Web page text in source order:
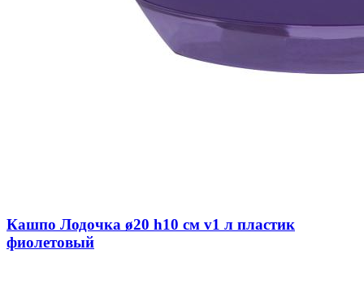
Кашпо Лодочка ø20 h10 см v1 л пластик
фиолетовый